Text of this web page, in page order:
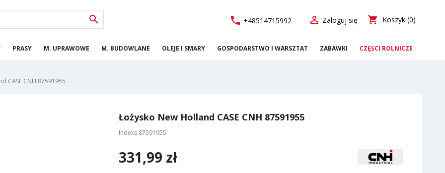
 call +48514715992  Zaloguj się shopping_cart Koszyk (0)
PRASY M. UPRAWOWE M. BUDOWLANE OLEJE I SMARY GOSPODARSTWO I WARSZTAT ZABAWKI CZĘŚCI ROLNICZE
CASE CNH 87591955
Łożysko New Holland CASE CNH 87591955
Indeks 87591955
331,99 zł